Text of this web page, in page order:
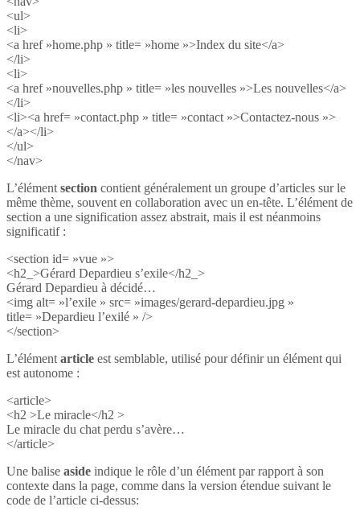
<ul>
<li>
<a href »home.php » title= »home »>Index du site</a>
</li>
<li>
<a href »nouvelles.php » title= »les nouvelles »>Les nouvelles</a>
</li>
<li><a href= »contact.php » title= »contact »>Contactez-nous »>
</a></li>
</ul>
</nav>
L’élément section contient généralement un groupe d’articles sur le
même thème, souvent en collaboration avec un en-tête. L’élément de
section a une signification assez abstrait, mais il est néanmoins
significatif :
<section id= »vue »>
<h2_>Gérard Depardieu s’exile</h2_>
Gérard Depardieu à décidé…
<img alt= »l’exile » src= »images/gerard-depardieu.jpg »
title= »Depardieu l’exilé » />
</section>
L’élément article est semblable, utilisé pour définir un élément qui
est autonome :
<article>
<h2 >Le miracle</h2 >
Le miracle du chat perdu s’avère…
</article>
Une balise aside indique le rôle d’un élément par rapport à son
contexte dans la page, comme dans la version étendue suivant le
code de l’article ci-dessus: